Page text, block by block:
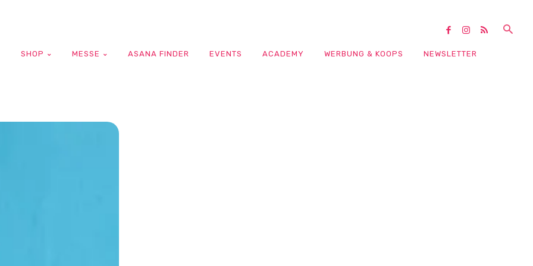
SHOP MESSE ASANA FINDER EVENTS ACADEMY WERBUNG & KOOPS NEWSLETTER